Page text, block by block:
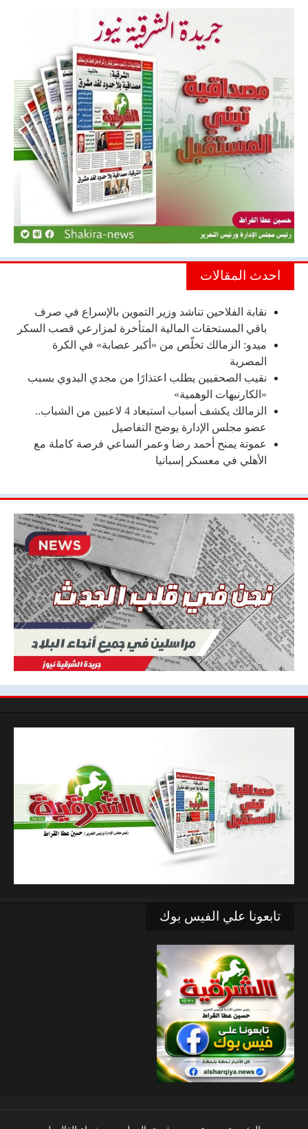
احدث المقالات
نقابة الفلاحين تناشد وزير التموين بالإسراع في صرف
باقي المستحقات المالية المتأخرة لمزارعي قصب السكر
ميدو: الزمالك تخلّص من «أكبر عصابة» في الكرة
المصرية
نقيب الصحفيين يطلب اعتذارًا من مجدي البدوي بسبب
«الكارنيهات الوهمية»
الزمالك يكشف أسباب استبعاد 4 لاعبين من الشباب..
عضو مجلس الإدارة يوضح التفاصيل
عموتة يمنح أحمد رضا وعمر الساعي فرصة كاملة مع
الأهلي في معسكر إسبانيا
تابعونا علي الفيس بوك